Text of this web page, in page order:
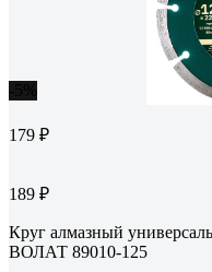
179 ₽
189 ₽
Круг алмазный
ВОЛАТ 89010-125